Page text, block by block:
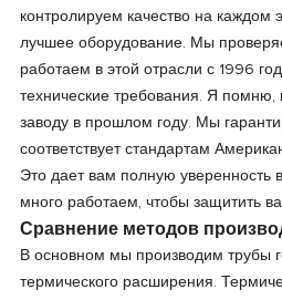
контролируем качество на каждом
лучшее оборудование. Мы
работаем в этой отрасли с 1996
технические требования. Я помню,
заводу в прошлом году. Мы
соответствует стандартам
Это дает вам полную уверенность
много работаем, чтобы защитить
Сравнение методов
В основном мы производим трубы
термического расширения.